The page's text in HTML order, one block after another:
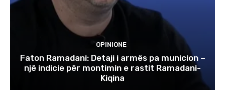
OPINIONE
Faton Ramadani: Detaji i armës pa municion –
një indicie për montimin e rastit Ramadani-
Kiqina